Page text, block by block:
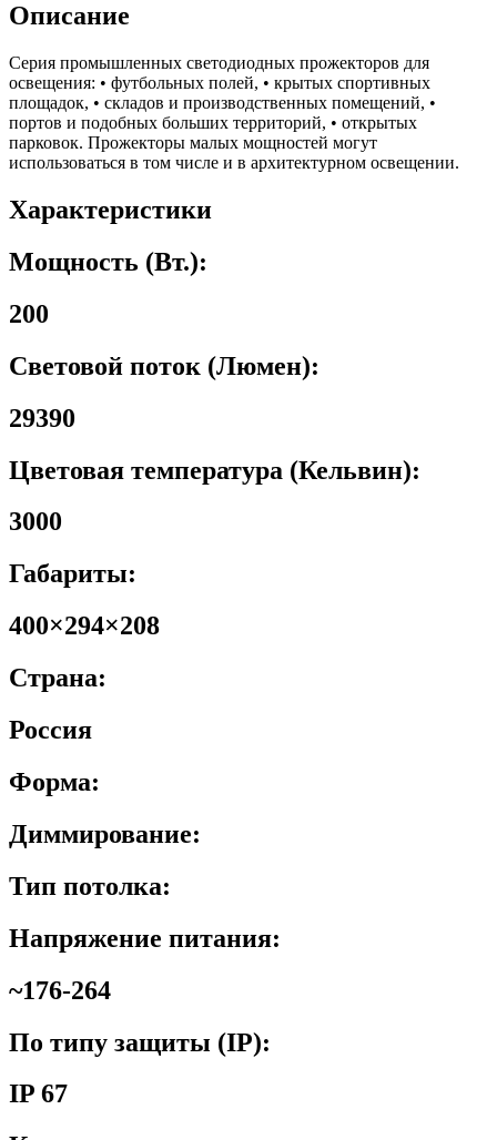
Описание
Серия промышленных светодиодных прожекторов для
освещения: • футбольных полей, • крытых спортивных
площадок, • складов и производственных помещений, •
портов и подобных больших территорий, • открытых
парковок. Прожекторы малых мощностей могут
использоваться в том числе и в архитектурном освещении.
Характеристики
Мощность (Вт.):
200
Световой поток (Люмен):
29390
Цветовая температура (Кельвин):
3000
Габариты:
400×294×208
Страна:
Россия
Форма:
Диммирование:
Тип потолка:
Напряжение питания:
~176-264
По типу защиты (IP):
IP 67